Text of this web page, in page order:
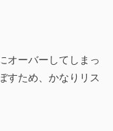
オーバーしてしまっ
すため、かなりリス